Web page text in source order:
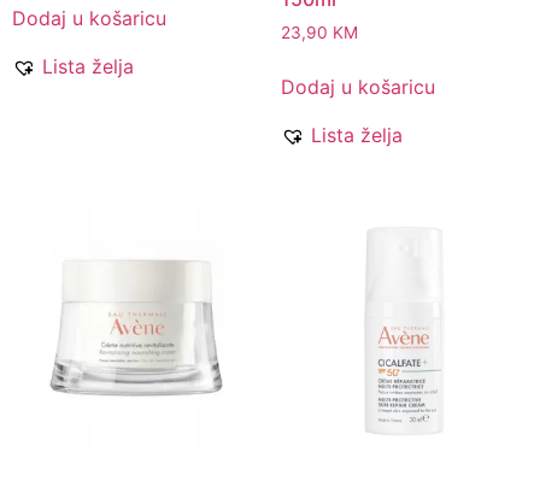
Dodaj u košaricu
Lista želja
23,90 KM
Dodaj u košaricu
Lista želja